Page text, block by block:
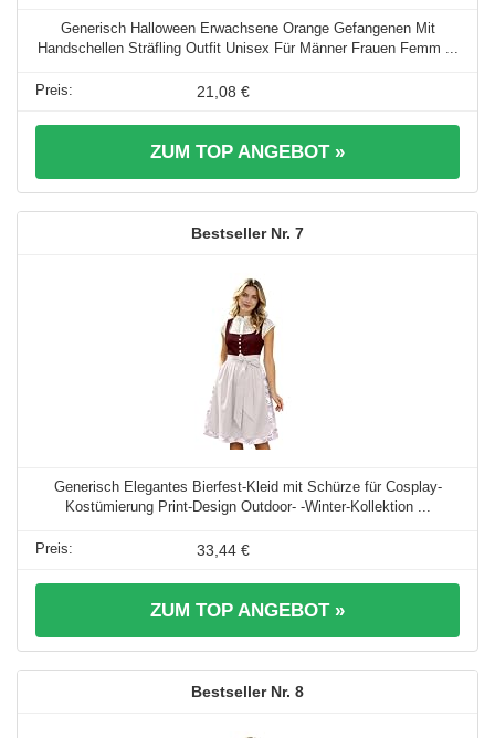
Generisch Halloween Erwachsene Orange Gefangenen Mit
Handschellen Sträfling Outfit Unisex Für Männer Frauen Femm ...
21,08 €
ZUM TOP ANGEBOT »
7
Generisch Elegantes Bierfest-Kleid mit Schürze für Cosplay-
Kostümierung Print-Design Outdoor- -Winter-Kollektion ...
33,44 €
ZUM TOP ANGEBOT »
8